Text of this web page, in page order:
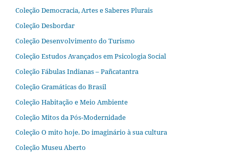
Coleção Democracia, Artes e Saberes Plurais
Coleção Desbordar
Coleção Desenvolvimento do Turismo
Coleção Estudos Avançados em Psicologia Social
Coleção Fábulas Indianas – Pañcatantra
Coleção Gramáticas do Brasil
Coleção Habitação e Meio Ambiente
Coleção Mitos da Pós-Modernidade
Coleção O mito hoje. Do imaginário à sua cultura
Coleção Museu Aberto